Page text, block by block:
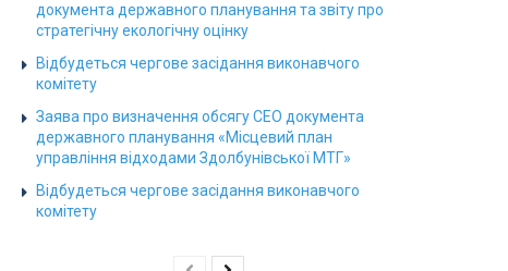
документа державного планування та звіту про
стратегічну екологічну оцінку
Відбудеться чергове засідання виконавчого
комітету
Заява про визначення обсягу СЕО документа
державного планування «Місцевий план
управління відходами Здолбунівської МТГ»
Відбудеться чергове засідання виконавчого
комітету